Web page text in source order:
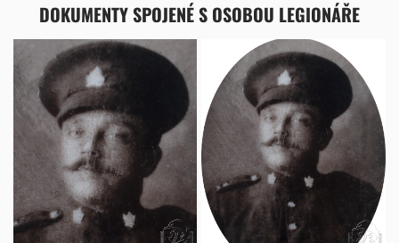
DOKUMENTY SPOJENÉ S OSOBOU LEGIONÁŘE